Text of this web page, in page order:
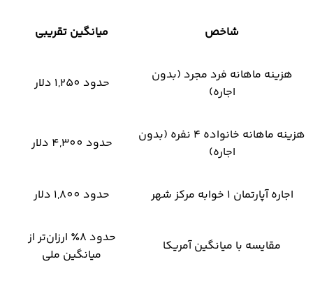
شاخص میانگین تقریبی
هزینه ماهانه فرد مجرد (بدون
اجاره)
حدود 1,250 دلار
هزینه ماهانه خانواده ۴ نفره (بدون
اجاره)
حدود 4,300 دلار
اجاره آپارتمان ۱ خوابه مرکز شهر حدود 1,800 دلار
مقایسه با میانگین آمریکا
حدود ۸٪ ارزان‌تر از
میانگین ملی